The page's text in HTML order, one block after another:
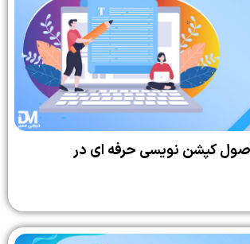
کپشن نویسی حرفه ای در